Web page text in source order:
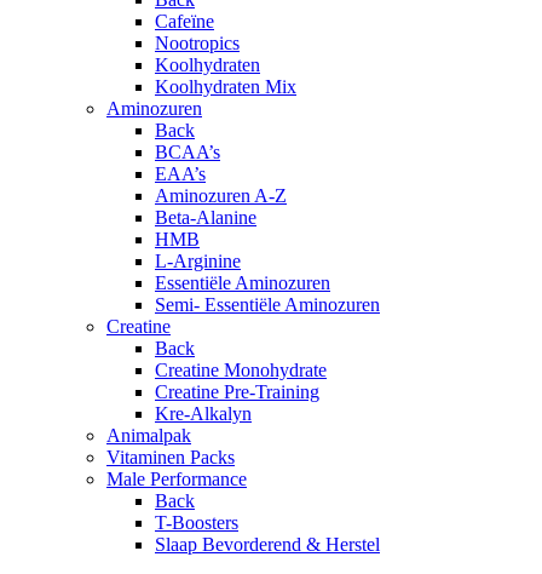
Cafeïne
Nootropics
Koolhydraten
Koolhydraten Mix
Aminozuren
Back
BCAA’s
EAA’s
Aminozuren A-Z
Beta-Alanine
HMB
L-Arginine
Essentiële Aminozuren
Semi- Essentiële Aminozuren
Creatine
Back
Creatine Monohydrate
Creatine Pre-Training
Kre-Alkalyn
Animalpak
Vitaminen Packs
Male Performance
Back
T-Boosters
Slaap Bevorderend & Herstel